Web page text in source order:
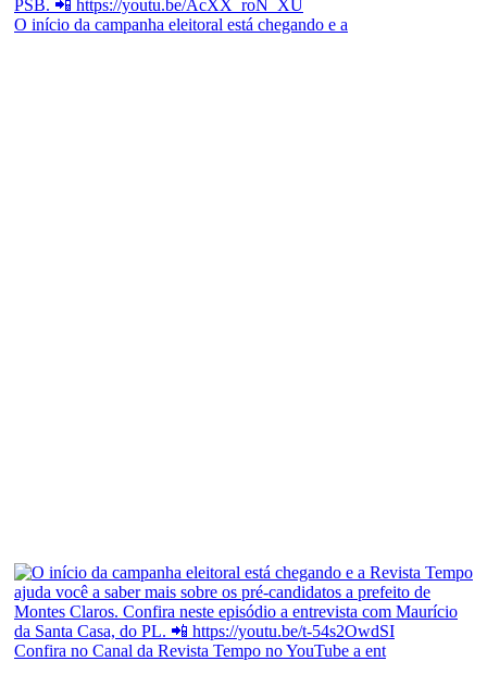
O início da campanha eleitoral está chegando e a
Confira no Canal da Revista Tempo no YouTube a ent